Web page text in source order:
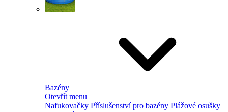
Bazény
Otevřít menu
Nafukovačky Příslušenství pro bazény Plážové osušky